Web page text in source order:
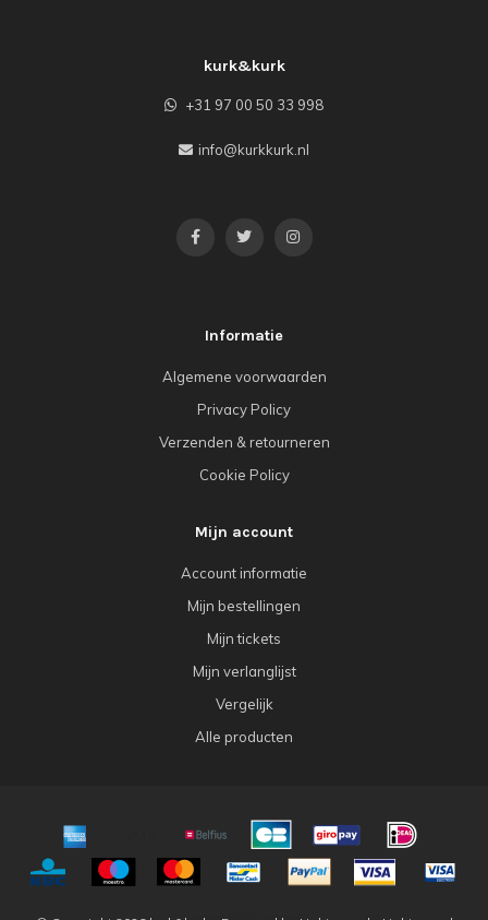
kurk&kurk
+31 97 00 50 33 998
info@kurkkurk.nl
Informatie
Algemene voorwaarden
Privacy Policy
Verzenden & retourneren
Cookie Policy
Mijn account
Account informatie
Mijn bestellingen
Mijn tickets
Mijn verlanglijst
Vergelijk
Alle producten